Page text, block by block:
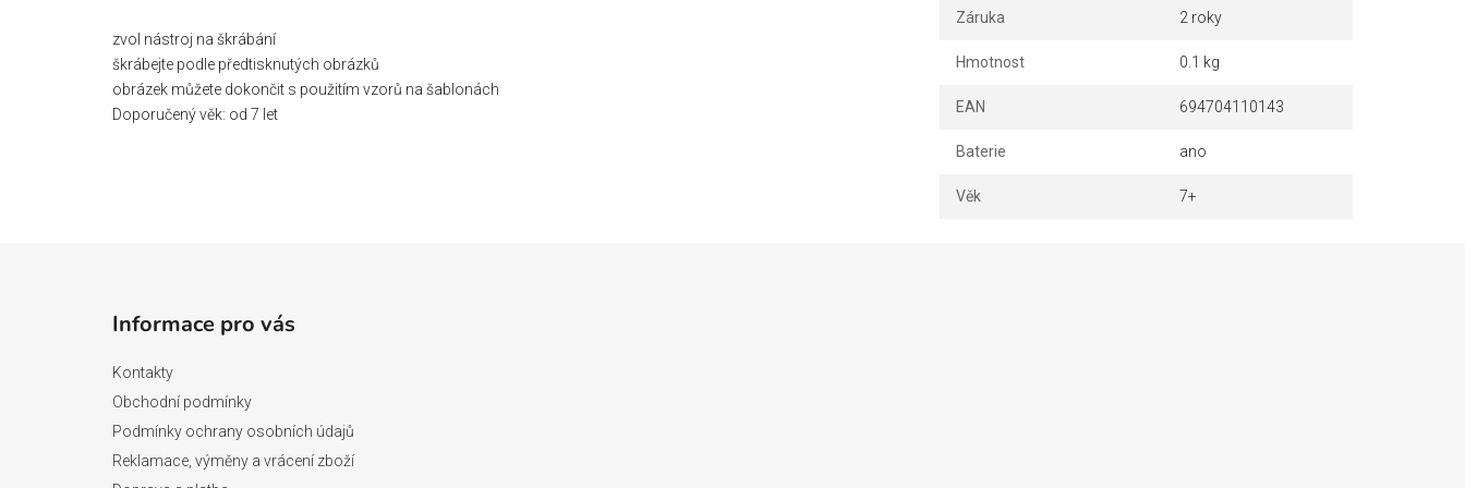
zvol nástroj na škrábání
škrábejte podle předtisknutých obrázků
obrázek můžete dokončit s použitím vzorů na šablonách
Doporučený věk: od 7 let
Záruka 2 roky
Hmotnost 0.1 kg
EAN 694704110143
Baterie ano
Věk 7+
Informace pro vás
Kontakty
Obchodní podmínky
Podmínky ochrany osobních údajů
Reklamace, výměny a vrácení zboží